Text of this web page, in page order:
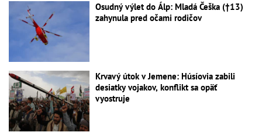
Osudný výlet do Álp: Mladá Češka (†13)
zahynula pred očami rodičov
Krvavý útok v Jemene: Húsíovia zabili
desiatky vojakov, konflikt sa opäť
vyostruje